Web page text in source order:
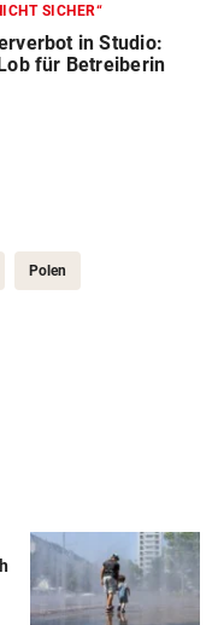
SICHER“
in Studio:
für Betreiberin
Polen